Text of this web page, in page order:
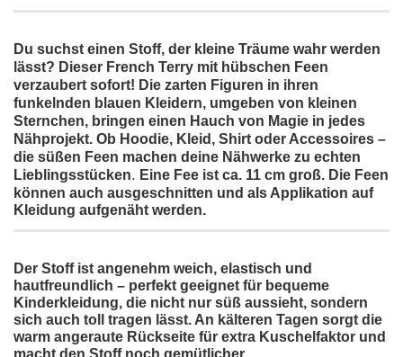
Du suchst einen Stoff, der kleine Träume wahr werden
lässt? Dieser French Terry mit hübschen Feen
verzaubert sofort! Die zarten Figuren in ihren
funkelnden blauen Kleidern, umgeben von kleinen
Sternchen, bringen einen Hauch von Magie in jedes
Nähprojekt. Ob Hoodie, Kleid, Shirt oder Accessoires –
die süßen Feen machen deine Nähwerke zu echten
Lieblingsstücken. Eine Fee ist ca. 11 cm groß. Die Feen
können auch ausgeschnitten und als Applikation auf
Kleidung aufgenäht werden.
Der Stoff ist angenehm weich, elastisch und
hautfreundlich – perfekt geeignet für bequeme
Kinderkleidung, die nicht nur süß aussieht, sondern
sich auch toll tragen lässt. An kälteren Tagen sorgt die
warm angeraute Rückseite für extra Kuschelfaktor und
macht den Stoff noch gemütlicher.